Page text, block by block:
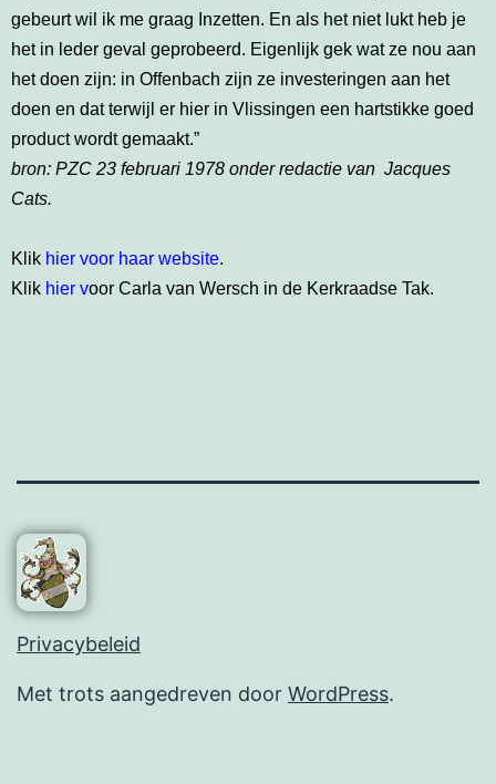
gebeurt wil ik me graag Inzetten. En als het niet lukt heb je
het in leder geval geprobeerd. Eigenlijk gek wat ze nou aan
het doen zijn: in Offenbach zijn ze investeringen aan het
doen en dat terwijl er hier in Vlissingen een hartstikke goed
product wordt gemaakt.”
bron: PZC 23 februari 1978 onder redactie van Jacques
Cats.
Klik hier voor haar website.
Klik hier voor Carla van Wersch in de Kerkraadse Tak.
Privacybeleid
Met trots aangedreven door WordPress.